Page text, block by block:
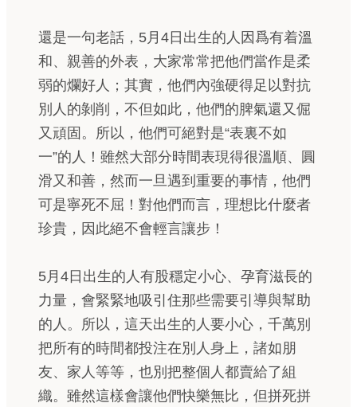
還是一句老話，5月4日出生的人因爲有着溫
和、親善的外表，大家常常把他們當作是柔
弱的爛好人；其實，他們內強硬得足以對抗
別人的剝削，不但如此，他們的脾氣還又倔
又頑固。所以，他們可絕對是“表裏不如
一”的人！雖然大部分時間表現得很溫順、圓
滑又和善，然而一旦遇到重要的事情，他們
可是寧死不屈！對他們而言，理想比什麼者
珍貴，因此絕不會輕言讓步！
5月4日出生的人有股穩定小心、孕育滋長的
力量，會緊緊地吸引住那些需要引導與幫助
的人。所以，這天出生的人要小心，千萬別
把所有的時間都投注在別人身上，諸如朋
友、家人等等，也別把整個人都賣給了組
織。雖然這樣會讓他們快樂無比，但拼死拼